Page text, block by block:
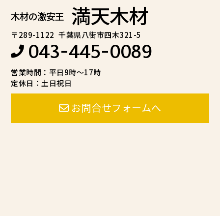
木材の激安王 満天木材
〒289-1122千葉県八街市四木321-5
043-445-0089
営業時間：平日9時～17時
定休日：土日祝日
お問合せフォームへ